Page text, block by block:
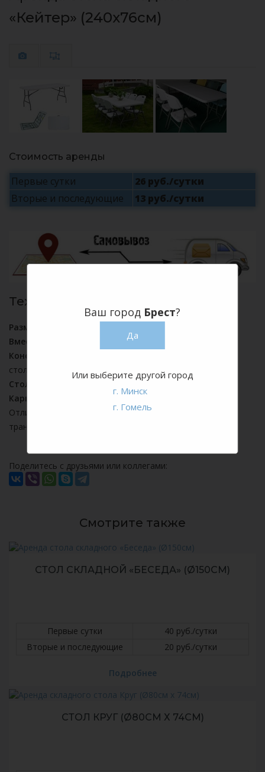
«Кейтер» (240x76см)
Стоимость аренды
Первые сутки
26 руб./сутки
Вторые и последующие
13 руб./сутки
Технические характеристики:
Размер стола:
Вместительность:
8-10 персон
Конструкция:
столешница
Столешница:
пластик, цвет серый мрамор
Каркас:
Отличная устойчивость, компактность при
транспортировке.
Поделитесь с друзьями или коллегами:
Смотрите также
СТОЛ СКЛАДНОЙ «БЕСЕДА» (Ø150СМ)
Первые сутки
40 руб./сутки
Вторые и последующие
20 руб./сутки
Подробнее
СТОЛ КРУГ (Ø80СМ Х 74СМ)
Ваш город Брест?
Да
Или выберите другой город
г. Минск
г. Гомель